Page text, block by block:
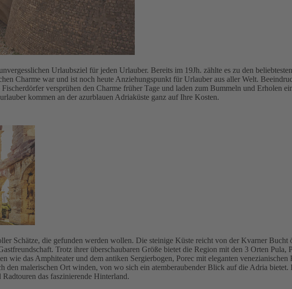
Urlaubsziel für jeden Urlauber. Bereits im 19Jh. zählte es zu den
Charme war und ist noch heute Anziehungspunkt für Urlauber aus aller Welt.
versprühen den Charme früher Tage und laden zum Bummeln und Erholen
kommen an der azurblauen Adriaküste ganz auf Ihre Kosten.
Schätze, die gefunden werden wollen. Die steinige Küste reicht von der Kvarner
Trotz ihrer überschaubaren Größe bietet die Region mit den 3 Orten
wie das Amphiteater und dem antiken Sergierbogen, Porec mit eleganten
den malerischen Ort winden, von wo sich ein atemberaubender Blick auf die Adria
das faszinierende Hinterland.